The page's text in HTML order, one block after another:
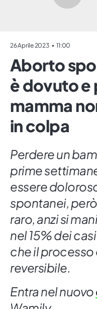
26 Aprile 2023 11:00
Aborto
è dovuto e
mamma
in colpa
Perdere un
prime
essere
spontanei,
raro, anzi si
nel 15% dei
che il processo
reversibile.
Entra nel nuovo